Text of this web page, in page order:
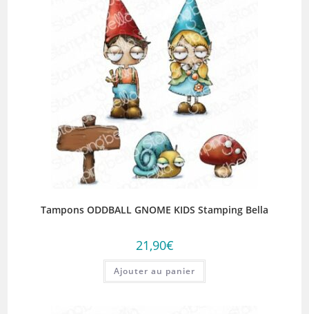
Tampons ODDBALL GNOME KIDS Stamping Bella
21,90€
Ajouter au panier